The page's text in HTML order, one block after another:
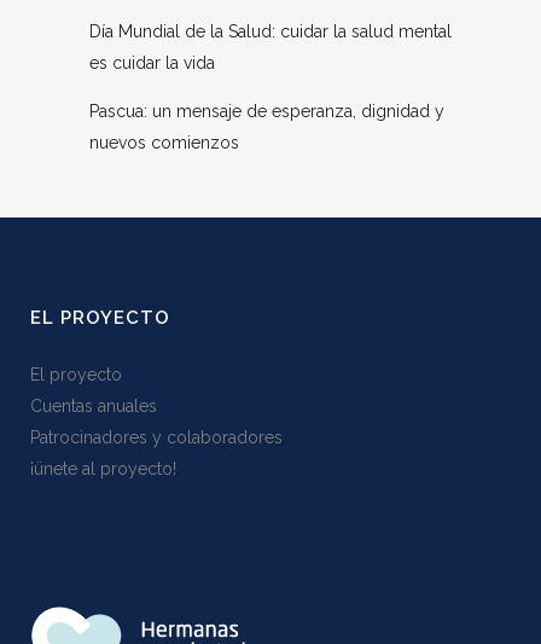
Día Mundial de la Salud: cuidar la salud mental
es cuidar la vida
Pascua: un mensaje de esperanza, dignidad y
nuevos comienzos
EL PROYECTO
El proyecto
Cuentas anuales
Patrocinadores y colaboradores
¡ünete al proyecto!